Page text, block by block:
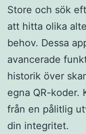
Store och sök
att hitta olika
behov. Dessa
avancerade
historik över
egna QR-koder.
från en pålitlig
din integritet.​